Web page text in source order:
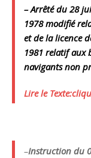
– Arrêté du 28
1978 modifié
et de la licence
1981 relatif aux
navigants non
Lire le
–Instruction du